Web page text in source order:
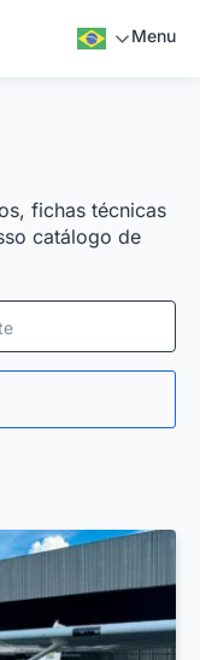
Menu
fichas técnicas
catálogo de